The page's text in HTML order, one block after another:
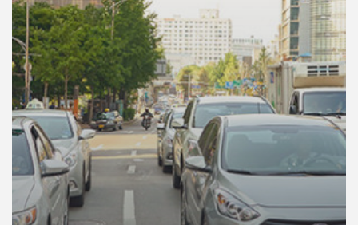
ข่าว
และ
กิจกรรม
เกี่ยว
เรา